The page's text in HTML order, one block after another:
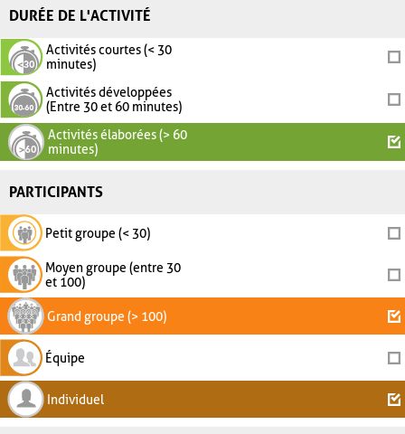
DURÉE DE L'ACTIVITÉ
Activités courtes (< 30
minutes)
Activités développées
(Entre 30 et 60 minutes)
Activités élaborées (> 60
minutes)
PARTICIPANTS
Petit groupe (< 30)
Moyen groupe (entre 30
et 100)
Grand groupe (> 100)
Équipe
Individuel